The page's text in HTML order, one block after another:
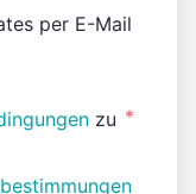
per E-Mail
zu *